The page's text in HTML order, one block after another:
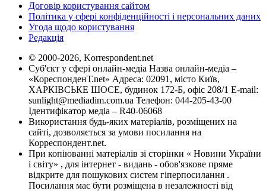
Договір користування сайтом
Політика у сфері конфіденційності і персональних даних
Угода щодо користування
Редакція
© 2000-2026, Korrespondent.net
Суб'єкт у сфері онлайн-медіа Назва онлайн-медіа –
«КореспонденТ.net» Адреса: 02091, місто Київ,
ХАРКІВСЬКЕ ШОСЕ, будинок 172-Б, офіс 208/1 E-mail:
sunlight@mediadim.com.ua Телефон: 044-205-43-00
Ідентифікатор медіа – R40-06068
Використання будь-яких матеріалів, розміщених на
сайті, дозволяється за умови посилання на
Корреспондент.net.
При копіюванні матеріалів зі сторінки « Новини України
і світу» , для інтернет - видань - обов'язкове пряме
відкрите для пошукових систем гіперпосилання .
Посилання має бути розміщена в незалежності від